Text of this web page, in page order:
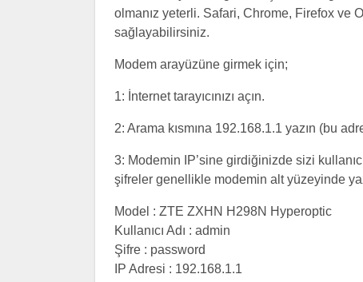
olmanız yeterli. Safari, Chrome, Firefox ve
sağlayabilirsiniz.
Modem arayüzüne girmek için;
1: İnternet tarayıcınızı açın.
2: Arama kısmına 192.168.1.1 yazın (bu
3: Modemin IP’sine girdiğinizde sizi
şifreler genellikle modemin alt yüzeyinde
Model : ZTE ZXHN H298N Hyperoptic
Kullanıcı Adı : admin
Şifre : password
IP Adresi : 192.168.1.1